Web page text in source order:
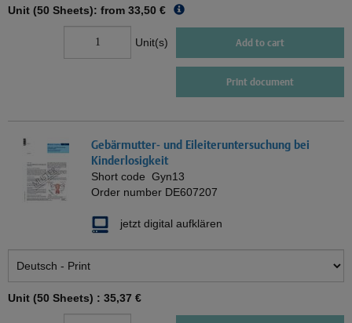
Unit (50 Sheets): from 33,50 €
Unit(s) Add to cart
Print document
Gebärmutter- und Eileiteruntersuchung bei
Kinderlosigkeit
Short code Gyn13
Order number DE607207
jetzt digital aufklären
Unit (50 Sheets) : 35,37 €